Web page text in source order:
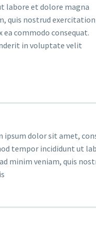
labore et dolore magna
quis nostrud exercitation
commodo consequat.
in voluptate velit
ipsum dolor sit amet,
tempor incididunt ut
minim veniam, quis